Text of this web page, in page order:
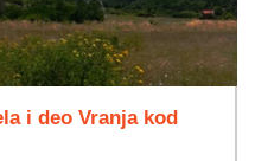
i deo Vranja kod